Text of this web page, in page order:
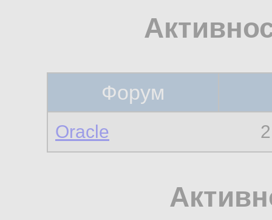
Форум
Oracle 2